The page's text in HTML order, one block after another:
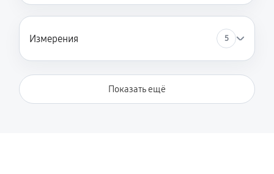
Измерения 5
Показать ещё